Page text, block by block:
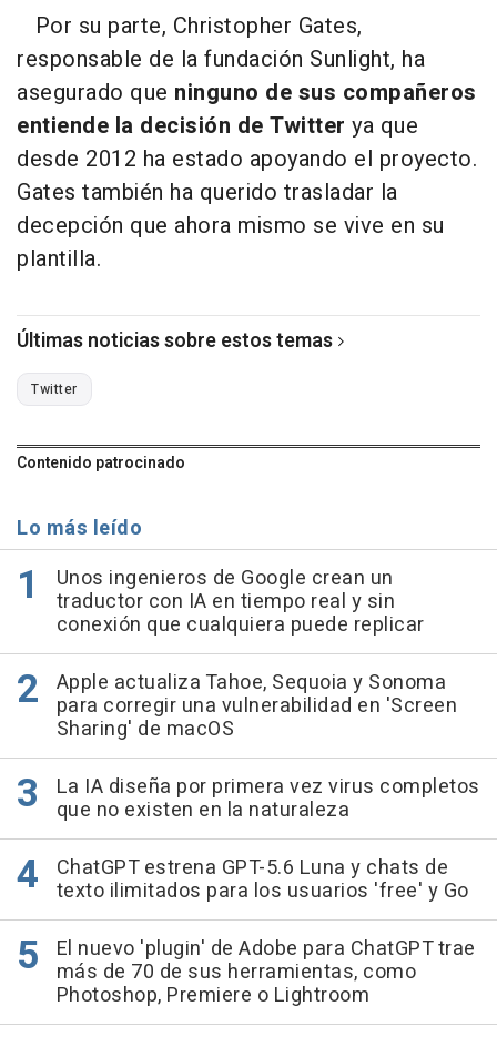
Por su parte, Christopher Gates,
responsable de la fundación Sunlight, ha
asegurado que ninguno de sus compañeros
entiende la decisión de Twitter ya que
desde 2012 ha estado apoyando el proyecto.
Gates también ha querido trasladar la
decepción que ahora mismo se vive en su
plantilla.
Últimas noticias sobre estos temas
Twitter
Contenido patrocinado
Lo más leído
Unos ingenieros de Google crean un
traductor con IA en tiempo real y sin
conexión que cualquiera puede replicar
Apple actualiza Tahoe, Sequoia y Sonoma
para corregir una vulnerabilidad en 'Screen
Sharing' de macOS
La IA diseña por primera vez virus completos
que no existen en la naturaleza
ChatGPT estrena GPT-5.6 Luna y chats de
texto ilimitados para los usuarios 'free' y Go
El nuevo 'plugin' de Adobe para ChatGPT trae
más de 70 de sus herramientas, como
Photoshop, Premiere o Lightroom